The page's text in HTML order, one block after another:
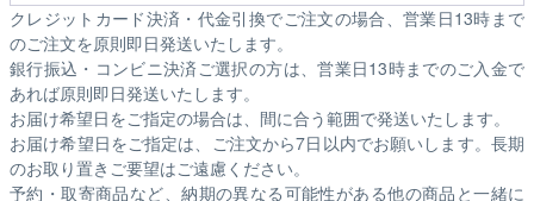
クレジットカード決済・代金引換でご注文の場合、営業日13時まで
のご注文を原則即日発送いたします。
銀行振込・コンビニ決済ご選択の方は、営業日13時までのご入金で
あれば原則即日発送いたします。
お届け希望日をご指定の場合は、間に合う範囲で発送いたします。
お届け希望日をご指定は、ご注文から7日以内でお願いします。長期
のお取り置きご要望はご遠慮ください。
予約・取寄商品など、納期の異なる可能性がある他の商品と一緒に